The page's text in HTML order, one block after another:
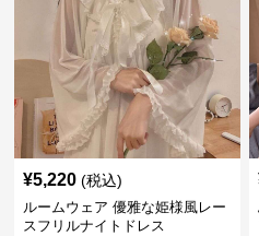
¥5,220 (税込)
ルームウェア 優雅な姫様風レー
スフリルナイトドレス